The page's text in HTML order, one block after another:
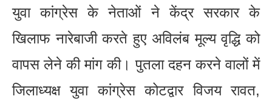
युवा कांग्रेस के नेताओं ने केंद्र सरकार के
खिलाफ नारेबाजी करते हुए अविलंब मूल्य वृद्धि को
वापस लेने की मांग की। पुतला दहन करने वालों में
जिलाध्यक्ष युवा कांग्रेस कोटद्वार विजय रावत,